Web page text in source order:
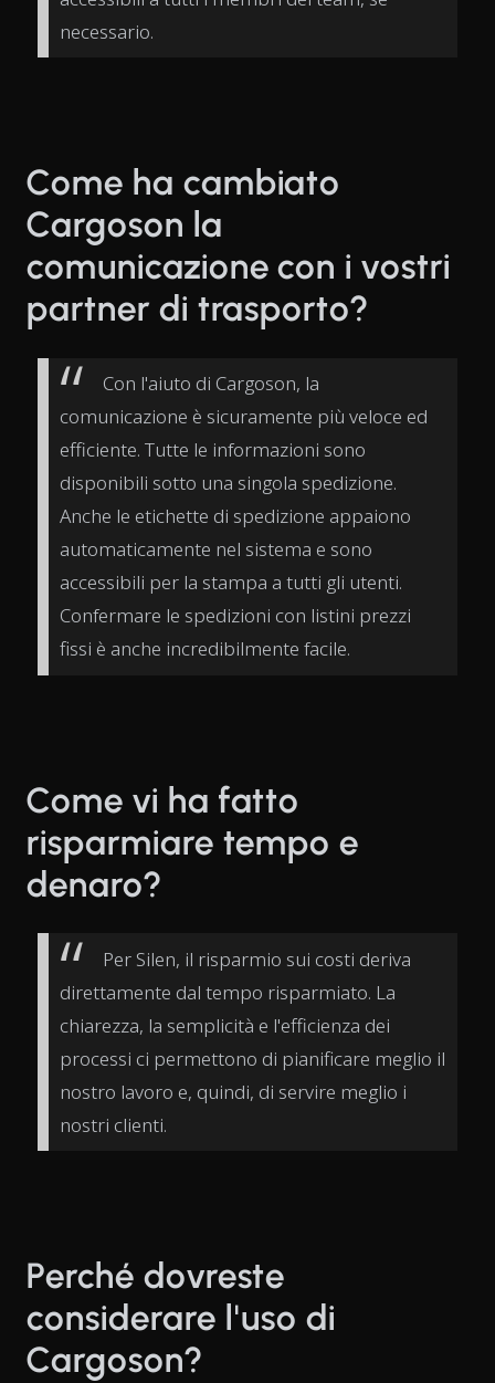
necessario.
Come ha cambiato
Cargoson la
comunicazione con i vostri
partner di trasporto?
Con l'aiuto di Cargoson, la
comunicazione è sicuramente più veloce ed
efficiente. Tutte le informazioni sono
disponibili sotto una singola spedizione.
Anche le etichette di spedizione appaiono
automaticamente nel sistema e sono
accessibili per la stampa a tutti gli utenti.
Confermare le spedizioni con listini prezzi
fissi è anche incredibilmente facile.
Come vi ha fatto
risparmiare tempo e
denaro?
Per Silen, il risparmio sui costi deriva
direttamente dal tempo risparmiato. La
chiarezza, la semplicità e l'efficienza dei
processi ci permettono di pianificare meglio il
nostro lavoro e, quindi, di servire meglio i
nostri clienti.
Perché dovreste
considerare l'uso di
Cargoson?